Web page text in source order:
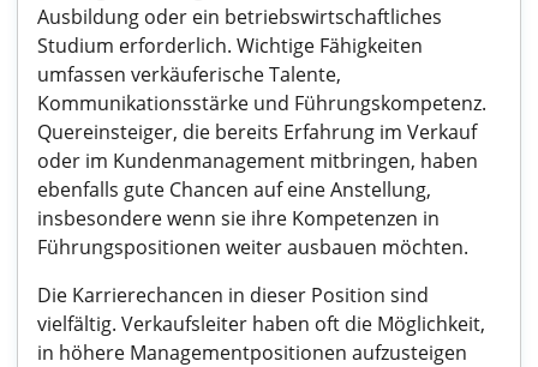
Ausbildung oder ein betriebswirtschaftliches
Studium erforderlich. Wichtige Fähigkeiten
umfassen verkäuferische Talente,
Kommunikationsstärke und Führungskompetenz.
Quereinsteiger, die bereits Erfahrung im Verkauf
oder im Kundenmanagement mitbringen, haben
ebenfalls gute Chancen auf eine Anstellung,
insbesondere wenn sie ihre Kompetenzen in
Führungspositionen weiter ausbauen möchten.
Die Karrierechancen in dieser Position sind
vielfältig. Verkaufsleiter haben oft die Möglichkeit,
in höhere Managementpositionen aufzusteigen